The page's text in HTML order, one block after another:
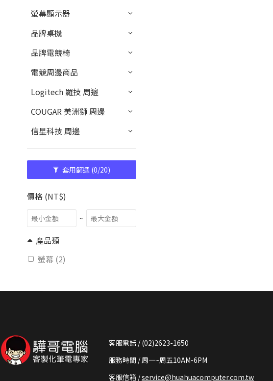
螢幕顯示器
品牌桌機
品牌電競椅
電競周邊商品
Logitech 羅技 周邊
COUGAR 美洲獅 周邊
信星科技 周邊
套用篩選 (0/20)
價格 (NT$)
~
產品類
螢幕 (2)
客服電話 / (02)2623-1650
服務時間 / 周一~周五10AM-6PM
客服信箱 /service@huahuacomputer.com.tw